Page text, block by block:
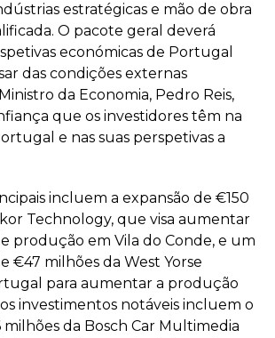
estratégicas e mão de obra
O pacote geral deverá
económicas de Portugal
das condições externas
da Economia, Pedro Reis,
que os investidores têm na
e nas suas perspetivas a
incluem a expansão de €150
Technology, que visa aumentar
produção em Vila do Conde, e um
€47 milhões da West Yorse
para aumentar a produção
investimentos notáveis incluem o
da Bosch Car Multimedia